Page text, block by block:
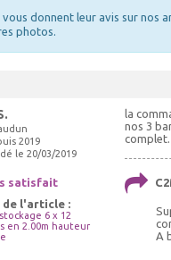
vous donnent leur avis sur nos
photos.
2019
le 20/03/2019
satisfait
de l'article :
6 x 12
en 2.00m hauteur
la
nos 3
complet.
A